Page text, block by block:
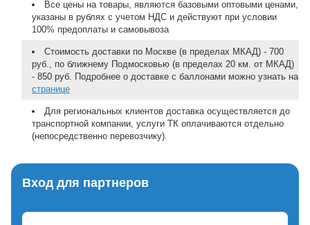
Все цены на товары, являются базовыми оптовыми ценами,
указаны в рублях с учетом НДС и действуют при условии
100% предоплаты и самовывоза
Стоимость доставки по Москве (в пределах МКАД) - 700
руб., по ближнему Подмосковью (в пределах 20 км. от МКАД)
- 850 руб. Подробнее о доставке с баллонами можно узнать на
странице
Для региональных клиентов доставка осуществляется до
транспортной компании, услуги ТК оплачиваются отдельно
(непосредственно перевозчику).
Вход для партнеров